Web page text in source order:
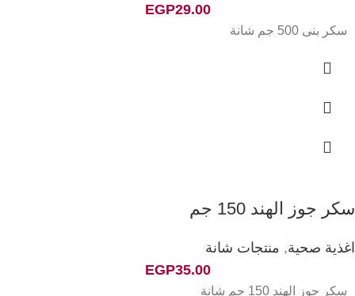
EGP29.00
سكر بنى 500 جم شانة
سكر جوز الهند 150 جم
اغذية صحية, منتجات شانة
EGP35.00
سكر جوز الهند 150 جم شانة